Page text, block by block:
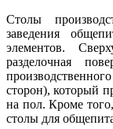
Столы
заведения
элементов.
разделочная
сторон), который
на пол. Кроме
столы для